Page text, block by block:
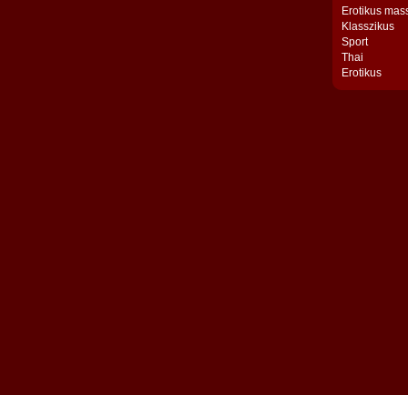
Erotikus
Klasszikus
Sport
Thai
Erotikus